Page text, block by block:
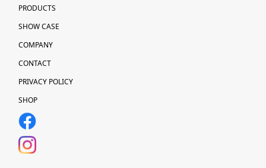
PRODUCTS
SHOW CASE
COMPANY
CONTACT
PRIVACY POLICY
SHOP